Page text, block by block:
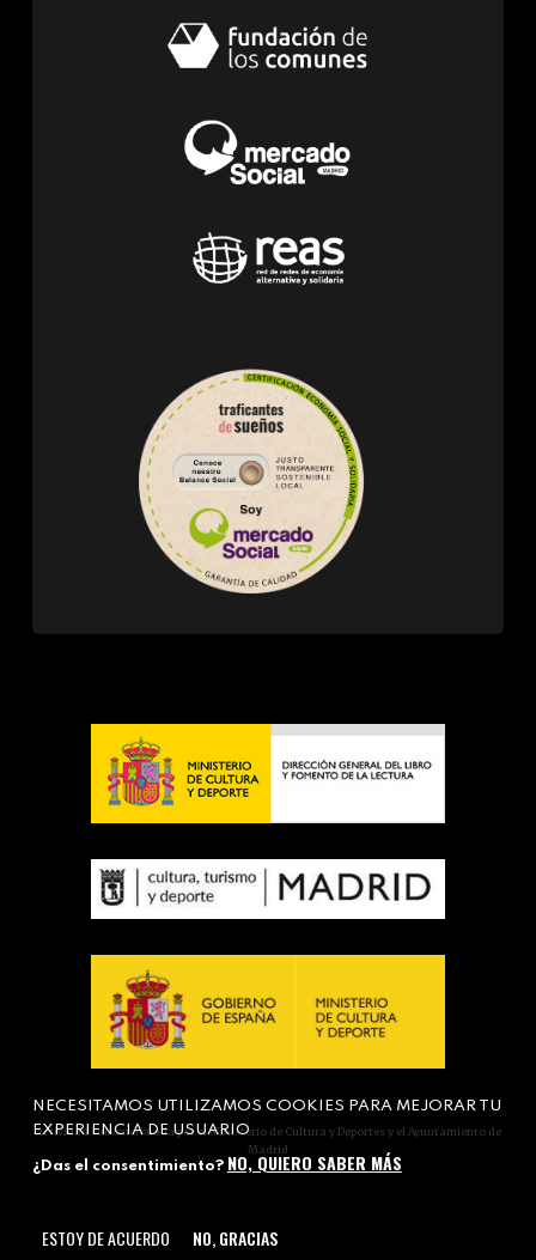
Actividad subvencionada por el Ministerio de Cultura y Deportes y el Ayuntamiento de
Madrid
NECESITAMOS UTILIZAMOS COOKIES PARA MEJORAR TU
EXPERIENCIA DE USUARIO
¿Das el consentimiento? NO, QUIERO SABER MÁS
ESTOY DE ACUERDO NO, GRACIAS